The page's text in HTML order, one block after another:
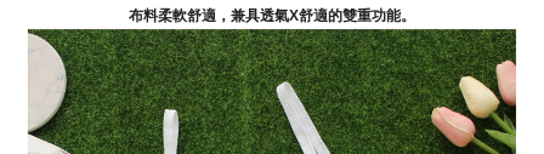
布料柔軟舒適，兼具透氣X舒適的雙重功能。